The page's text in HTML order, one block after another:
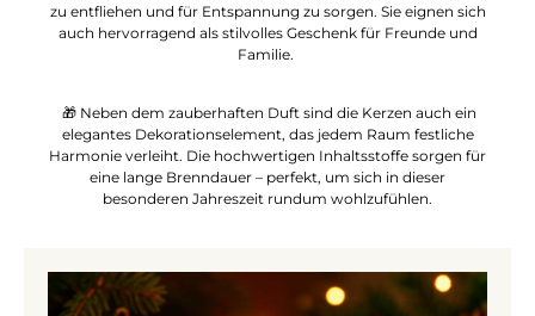
zu entfliehen und für Entspannung zu sorgen. Sie eignen sich
auch hervorragend als stilvolles Geschenk für Freunde und
Familie.
🎁 Neben dem zauberhaften Duft sind die Kerzen auch ein
elegantes Dekorationselement, das jedem Raum festliche
Harmonie verleiht. Die hochwertigen Inhaltsstoffe sorgen für
eine lange Brenndauer – perfekt, um sich in dieser
besonderen Jahreszeit rundum wohlzufühlen.